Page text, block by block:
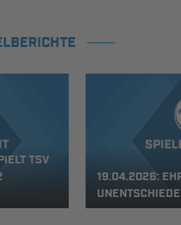
TSV
19.04.2026: